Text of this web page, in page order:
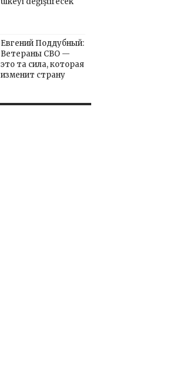
Евгений Поддубный:
Ветераны СВО —
это та сила, которая
изменит страну